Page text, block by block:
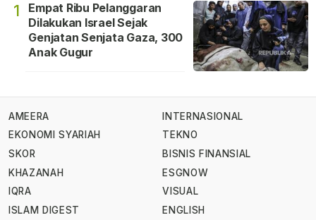
1
Empat Ribu Pelanggaran
Dilakukan Israel Sejak
Genjatan Senjata Gaza, 300
Anak Gugur
AMEERA
EKONOMI SYARIAH
SKOR
KHAZANAH
IQRA
ISLAM DIGEST
INTERNASIONAL
TEKNO
BISNIS FINANSIAL
ESGNOW
VISUAL
ENGLISH